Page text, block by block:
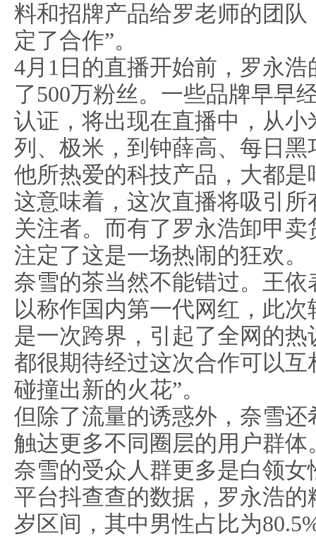
料和招牌产品给罗老师的团
定了合作”。
4月1日的直播开始前，罗永
了500万粉丝。一些品牌早早
认证，将出现在直播中，从
列、极米，到钟薛高、每日
他所热爱的科技产品，大都是
这意味着，这次直播将吸引
关注者。而有了罗永浩卸甲
注定了这是一场热闹的狂欢。
奈雪的茶当然不能错过。王依
以称作国内第一代网红，此
是一次跨界，引起了全网的
都很期待经过这次合作可以互
碰撞出新的火花”。
但除了流量的诱惑外，奈雪
触达更多不同圈层的用户群体
奈雪的受众人群更多是白领
平台抖查查的数据，罗永浩的
岁区间，其中男性占比为